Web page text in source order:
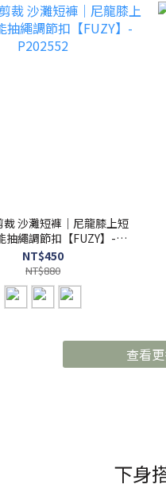
裁 沙灘短褲｜尼龍膝上短
抽繩調節扣【FUZY】-
P202552
NT$450
NT$880
查看
下身